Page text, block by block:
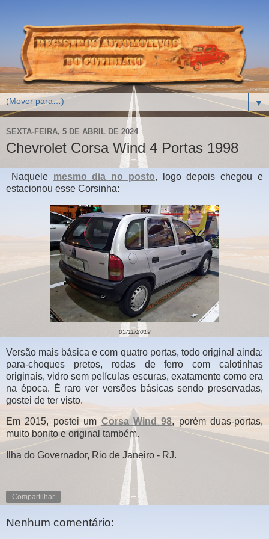
▼
SEXTA-FEIRA, 5 DE ABRIL DE 2024
Chevrolet Corsa Wind 4 Portas 1998
Naquele mesmo dia no posto, logo depois chegou e
estacionou esse Corsinha:
05/11/2019
Versão mais básica e com quatro portas, todo original ainda:
para-choques pretos, rodas de ferro com calotinhas
originais, vidro sem películas escuras, exatamente como era
na época. É raro ver versões básicas sendo preservadas,
gostei de ter visto.
Em 2015, postei um Corsa Wind 98, porém duas-portas,
muito bonito e original também.
Ilha do Governador, Rio de Janeiro - RJ.
Compartilhar
Nenhum comentário: